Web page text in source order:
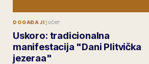
DOGAĐAJIjučer
Uskoro: tradicionalna
manifestacija "Dani Plitvička
jezeraa"